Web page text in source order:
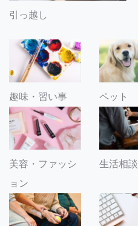
引っ越し
趣味・習い事 ペット
美容・ファッシ
ョン
生活相談